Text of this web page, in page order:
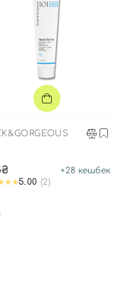
+28 кешбек
5.00 (2)
Регистрация
соглашения